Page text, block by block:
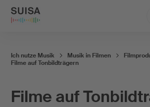
Filme auf
Ich nutze Musik Musik in Filmen
Filme auf Tonbildträgern